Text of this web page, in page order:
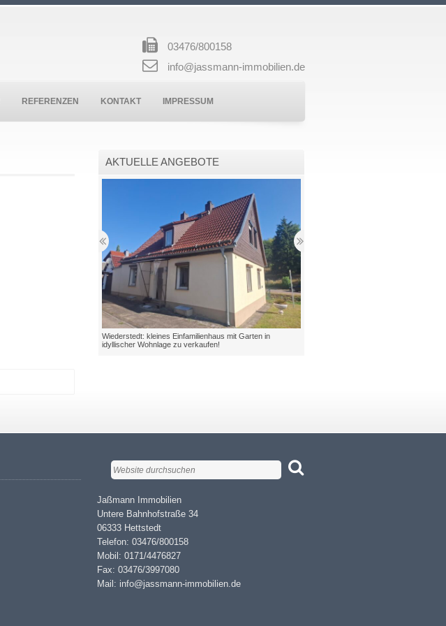
03476/800158
info@jassmann-immobilien.de
REFERENZEN KONTAKT IMPRESSUM
AKTUELLE ANGEBOTE
Wiederstedt: kleines Einfamilienhaus mit Garten in
idyllischer Wohnlage zu verkaufen!
Jaßmann Immobilien
Untere Bahnhofstraße 34
06333 Hettstedt
Telefon: 03476/800158
Mobil: 0171/4476827
Fax: 03476/3997080
Mail: info@jassmann-immobilien.de